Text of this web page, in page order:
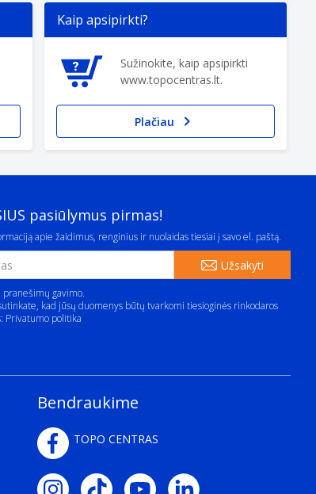
Kaip apsipirkti?
Sužinokite, kaip apsipirkti
www.topocentras.lt.
Plačiau
pasiūlymus pirmas!
apie žaidimus, renginius ir nuolaidas tiesiai į savo el. paštą.
Užsakyti
pranešimų gavimo.
kad jūsų duomenys būtų tvarkomi tiesioginės rinkodaros
Privatumo politika
Bendraukime
TOPO CENTRAS